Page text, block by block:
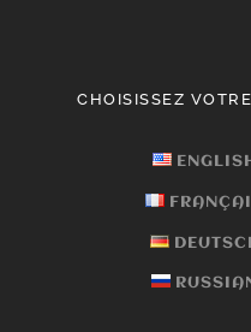
CHOISISSEZ
ENGLISH